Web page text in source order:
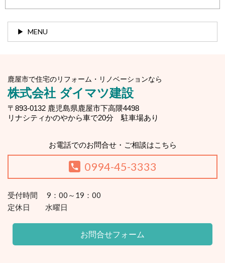
MENU
鹿屋市で住宅のリフォーム・リノベーションなら
株式会社 ダイマツ建設
〒893-0132 鹿児島県鹿屋市下高隈4498
リナシティかのやから車で20分 駐車場あり
お電話でのお問合せ・ご相談はこちら
0994-45-3333
受付時間 9：00～19：00
定休日 水曜日
お問合せフォーム